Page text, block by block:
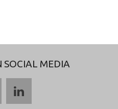
SOCIAL MEDIA